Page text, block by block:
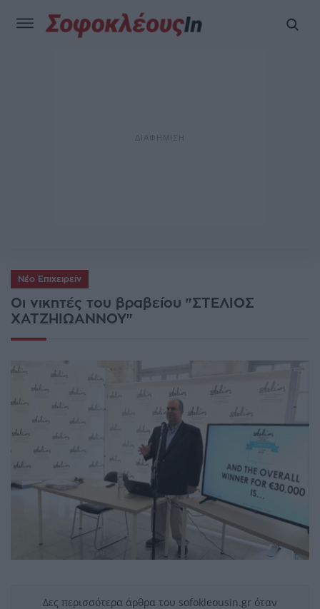
Νέο Επιχειρείν
Οι νικητές του βραβείου "ΣΤΕΛΙΟΣ
ΧΑΤΖΗΙΩΑΝΝΟΥ"
Δες περισσότερα άρθρα του sofokleousin.gr όταν